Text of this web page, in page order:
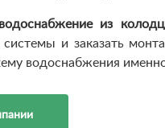
водоснабжение из
и заказать
водоснабжения